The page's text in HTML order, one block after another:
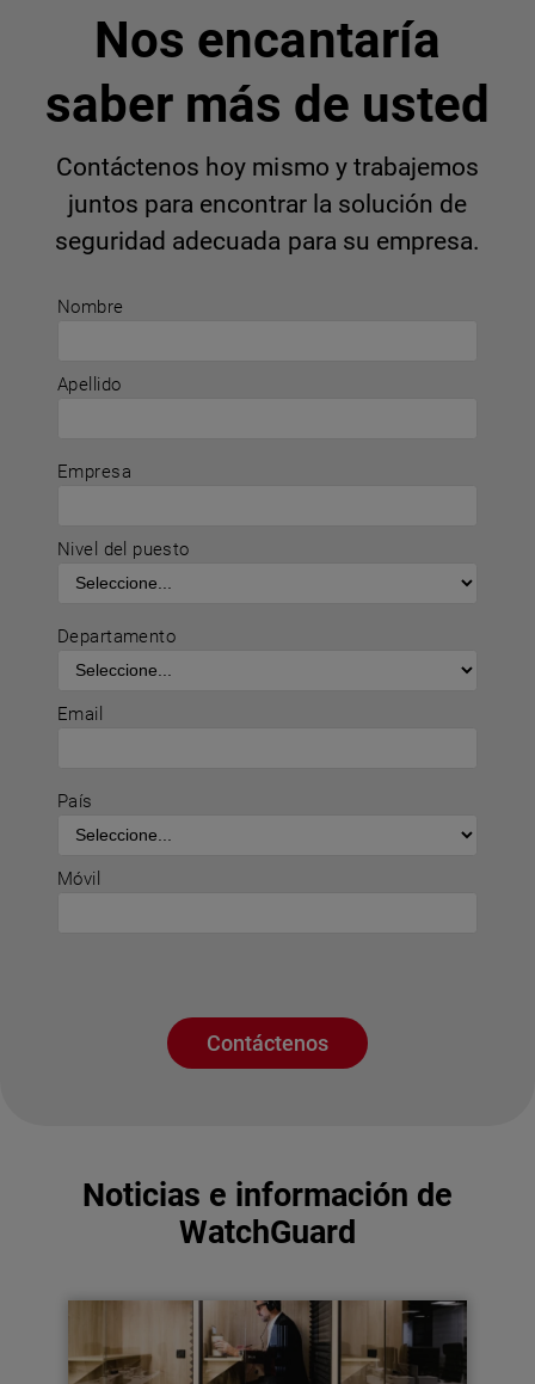
Nombre
Apellido
Empresa
Nivel del puesto
Departamento
Email
País
Móvil
Contáctenos
Nos encantaría
saber más de usted
Contáctenos hoy mismo y trabajemos
juntos para encontrar la solución de
seguridad adecuada para su empresa.
Noticias e información de
WatchGuard